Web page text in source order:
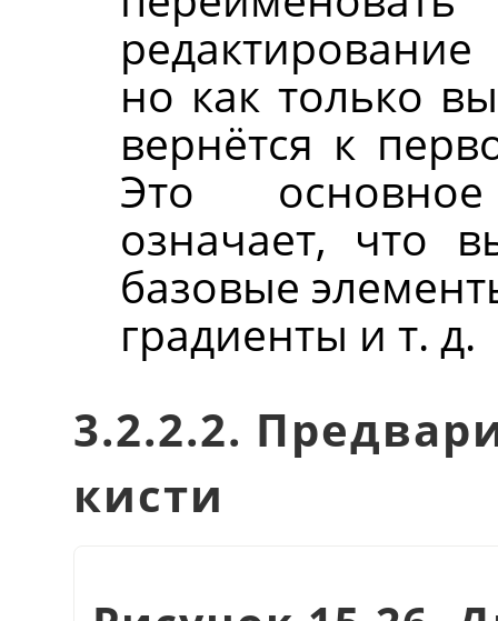
но как только
вернётся к
Это
означает, что
базовые
градиенты и т. д.
3.2.2.2.
кисти